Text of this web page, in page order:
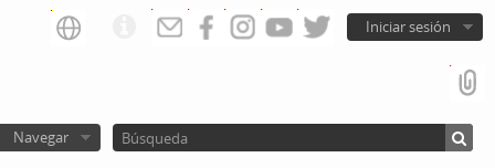
Iniciar sesión
Navegar